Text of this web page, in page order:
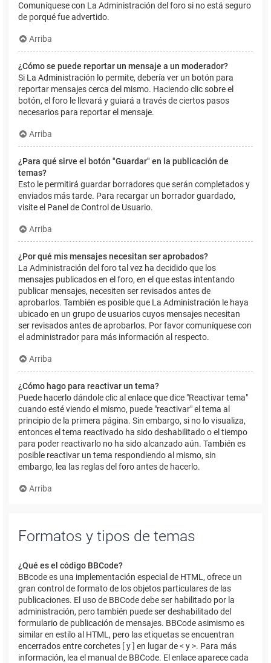
Comuníquese con La Administración del foro si no está seguro
de porqué fue advertido.
Arriba
¿Cómo se puede reportar un mensaje a un moderador?
Si La Administración lo permite, debería ver un botón para
reportar mensajes cerca del mismo. Haciendo clic sobre el
botón, el foro le llevará y guiará a través de ciertos pasos
necesarios para reportar el mensaje.
Arriba
¿Para qué sirve el botón "Guardar" en la publicación de
temas?
Esto le permitirá guardar borradores que serán completados y
enviados más tarde. Para recargar un borrador guardado,
visite el Panel de Control de Usuario.
Arriba
¿Por qué mis mensajes necesitan ser aprobados?
La Administración del foro tal vez ha decidido que los
mensajes publicados en el foro, en el que estas intentando
publicar mensajes, necesiten ser revisados antes de
aprobarlos. También es posible que La Administración le haya
ubicado en un grupo de usuarios cuyos mensajes necesitan
ser revisados antes de aprobarlos. Por favor comuníquese con
el administrador para más información al respecto.
Arriba
¿Cómo hago para reactivar un tema?
Puede hacerlo dándole clic al enlace que dice "Reactivar tema"
cuando esté viendo el mismo, puede "reactivar" el tema al
principio de la primera página. Sin embargo, si no lo visualiza,
entonces el tema reactivado ha sido deshabilitado o el tiempo
para poder reactivarlo no ha sido alcanzado aún. También es
posible reactivar un tema respondiendo al mismo, sin
embargo, lea las reglas del foro antes de hacerlo.
Arriba
Formatos y tipos de temas
¿Qué es el código BBCode?
BBcode es una implementación especial de HTML, ofrece un
gran control de formato de los objetos particulares de las
publicaciones. El uso de BBCode debe ser habilitado por la
administración, pero también puede ser deshabilitado del
formulario de publicación de mensajes. BBCode asimismo es
similar en estilo al HTML, pero las etiquetas se encuentran
encerrados entre corchetes [ y ] en lugar de < y >. Para más
información, lea el manual de BBCode. El enlace aparece cada